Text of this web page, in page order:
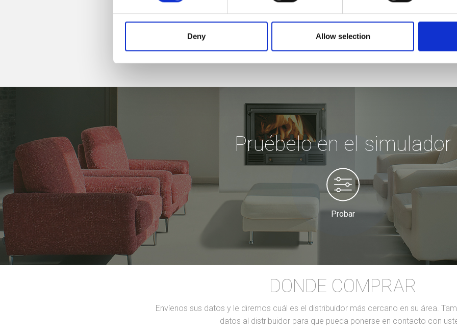
Deny Allow selection
Pruébelo en el simulador
Probar
DONDE COMPRAR
Envíenos sus datos y le diremos cuál es el distribuidor más cercano en su área.
datos al distribuidor para que pueda ponerse en contacto con